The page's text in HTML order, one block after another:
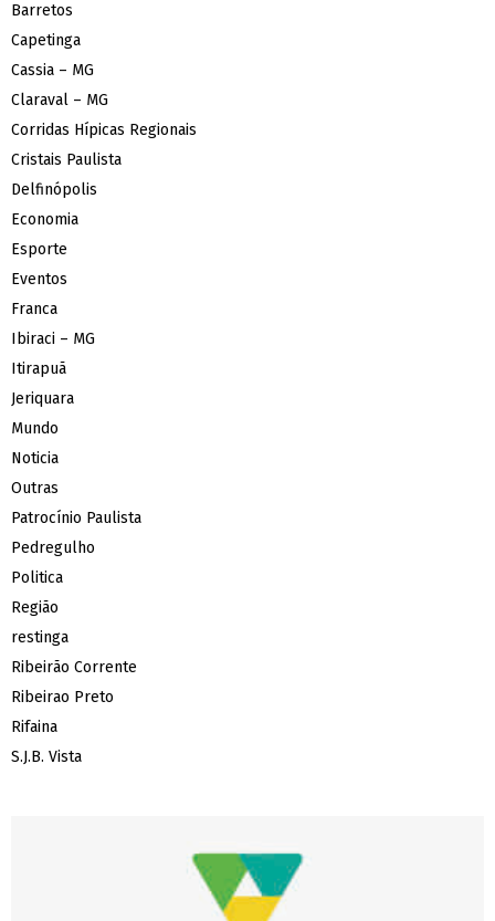
Barretos
Capetinga
Cassia – MG
Claraval – MG
Corridas Hípicas Regionais
Cristais Paulista
Delfinópolis
Economia
Esporte
Eventos
Franca
Ibiraci – MG
Itirapuã
Jeriquara
Mundo
Noticia
Outras
Patrocínio Paulista
Pedregulho
Politica
Região
restinga
Ribeirão Corrente
Ribeirao Preto
Rifaina
S.J.B. Vista